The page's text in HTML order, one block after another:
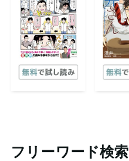
フリーワード検索